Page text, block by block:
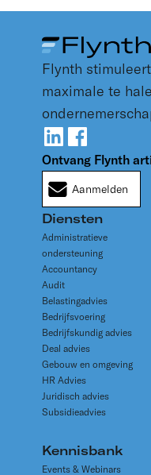
Flynth
maximale te
Ontvang Flynth
Aanmelden
Diensten
Administratieve
ondersteuning
Accountancy
Audit
Belastingadvies
Bedrijfsvoering
Bedrijfskundig advies
Deal advies
Gebouw en omgeving
HR Advies
Juridisch advies
Subsidieadvies
Kennisbank
Events & Webinars